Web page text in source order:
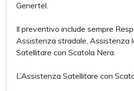
Genertel.
Il preventivo include sempre
Assistenza stradale, Assistenza
Satellitare con Scatola Nera.
L’Assistenza Satellitare con